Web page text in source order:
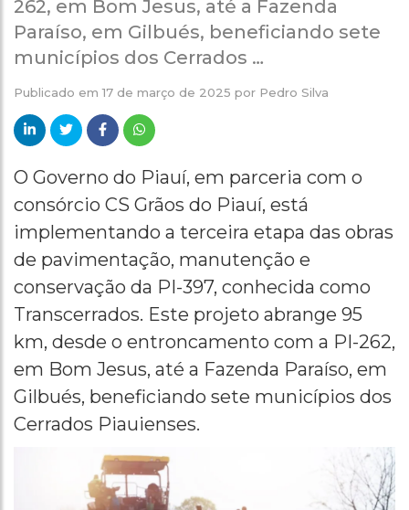
262, em Bom Jesus, até a Fazenda
Paraíso, em Gilbués, beneficiando sete
municípios dos Cerrados …
Publicado em17 de março de 2025 por Pedro Silva
O Governo do Piauí, em parceria com o
consórcio CS Grãos do Piauí, está
implementando a terceira etapa das obras
de pavimentação, manutenção e
conservação da PI-397, conhecida como
Transcerrados. Este projeto abrange 95
km, desde o entroncamento com a PI-262,
em Bom Jesus, até a Fazenda Paraíso, em
Gilbués, beneficiando sete municípios dos
Cerrados Piauienses.